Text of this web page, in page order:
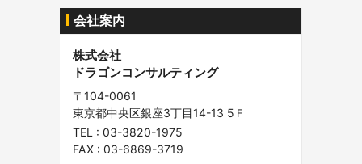
会社案内
株式会社
ドラゴンコンサルティング
〒104-0061
東京都中央区銀座3丁目14-13 5Ｆ
TEL : 03-3820-1975
FAX : 03-6869-3719